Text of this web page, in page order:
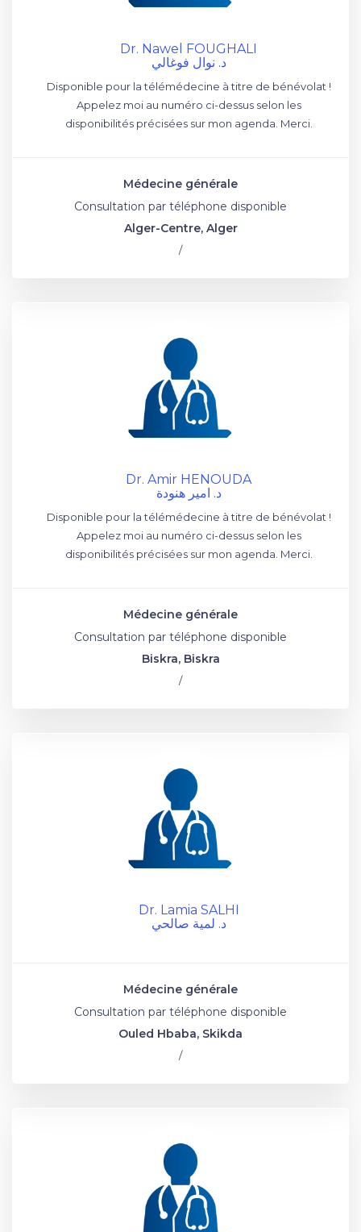
Dr. Nawel FOUGHALI
د. نوال فوغالي
Disponible pour la télémédecine à titre de bénévolat !
Appelez moi au numéro ci-dessus selon les
disponibilités précisées sur mon agenda. Merci.
Médecine générale
Consultation par téléphone disponible
Alger-Centre, Alger
/
Dr. Amir HENOUDA
د. امير هنودة
Disponible pour la télémédecine à titre de bénévolat !
Appelez moi au numéro ci-dessus selon les
disponibilités précisées sur mon agenda. Merci.
Médecine générale
Consultation par téléphone disponible
Biskra, Biskra
/
Dr. Lamia SALHI
د. لمية صالحي
Médecine générale
Consultation par téléphone disponible
Ouled Hbaba, Skikda
/